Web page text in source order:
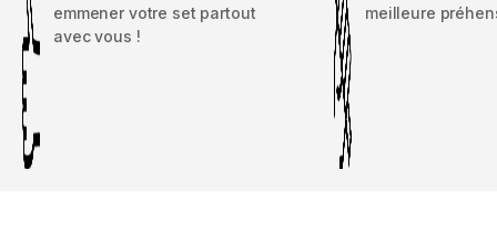
emmener votre set partout
avec vous !
meilleure